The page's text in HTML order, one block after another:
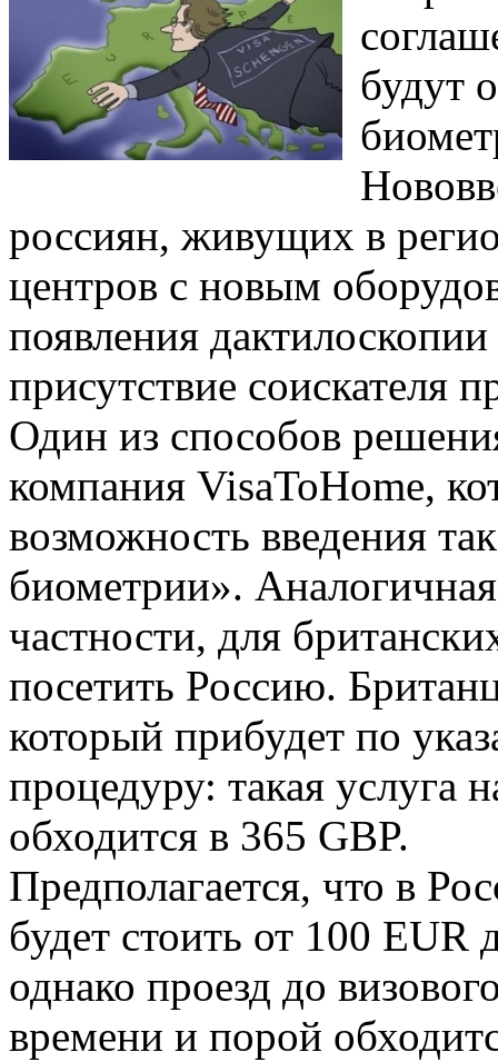
будут
россиян, живущих в
центров с новым
появления
присутствие соискателя
Один из способов
компания VisaToHome,
возможность введения
биометрии». Аналогичная
частности, для
посетить Россию.
который прибудет по
процедуру: такая услуга
обходится в 365 GBP.
Предполагается, что в
будет стоить от 100
однако проезд до
времени и порой